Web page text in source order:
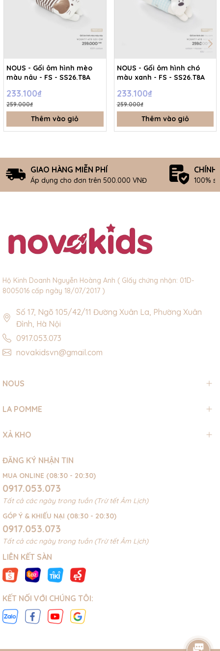
NOUS - Gối ôm hình mèo
màu nâu - FS - SS26.T8A
233.100₫
259.000₫
Thêm vào giỏ
NOUS - Gối ôm hình chó
màu xanh - FS - SS26.T8A
233.100₫
259.000₫
Thêm vào giỏ
GIAO HÀNG MIỄN PHÍ
Áp dụng cho đơn trên 500.000 VNĐ
CHÍNH
100%
Hộ Kinh Doanh Nguyễn Hoàng Anh ( GIấy chứng nhận: 01D-
8005016 cấp ngày 18/07/2017 )
Số 17, Ngõ 105/42/11 Đường Xuân La, Phường Xuân
Đỉnh, Hà Nội
0917.053.073
novakidsvn@gmail.com
NOUS
LA POMME
XẢ KHO
ĐĂNG KÝ NHẬN TIN
MUA ONLINE (08:30 - 20:30)
0917.053.073
Tất cả các ngày trong tuần (Trừ tết Âm Lịch)
GÓP Ý & KHIẾU NẠI (08:30 - 20:30)
0917.053.073
Tất cả các ngày trong tuần (Trừ tết Âm Lịch)
LIÊN KẾT SÀN
KẾT NỐI VỚI CHÚNG TÔI: